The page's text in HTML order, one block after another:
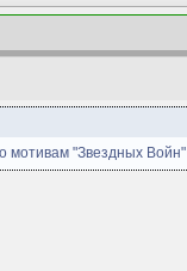
мотивам "Звездных Войн"